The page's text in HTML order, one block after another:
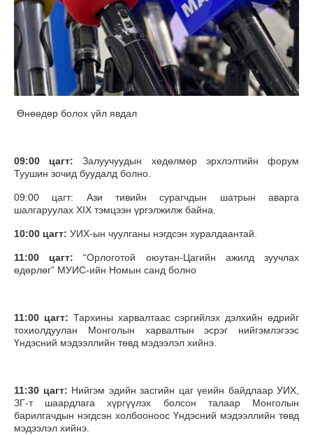
Өнөөдөр болох үйл явдал
09:00 цагт:Залуучуудын хөдөлмөр эрхлэлтийн форум
Туушин зочид буудалд болно.
09:00 цагт: Ази тивийн сурагчдын шатрын аварга
шалгаруулах XIX тэмцээн үргэлжилж байна.
10:00 цагт: УИХ-ын чуулганы нэгдсэн хуралдаантай.
11:00 цагт: “Орлоготой оюутан-Цагийн ажилд зуучлах
өдөрлөг” МУИС-ийн Номын санд болно
11:00 цагт: Тархины харвалтаас сэргийлэх дэлхийн өдрийг
тохиолдуулан Монголын харвалтын эсрэг нийгэмлэгээс
Үндэсний мэдээллийн төвд мэдээлэл хийнэ.
11:30 цагт: Нийгэм эдийн засгийн цаг үеийн байдлаар УИХ,
ЗГ-т шаардлага хүргүүлэх болсон талаар Монголын
барилгачдын нэгдсэн холбооноос Үндэсний мэдээллийн төвд
мэдээлэл хийнэ.